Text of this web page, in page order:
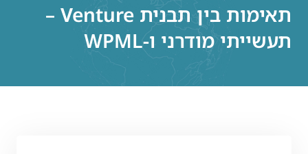
תאימות בין תבנית Venture –
תעשייתי מודרני ו-WPML